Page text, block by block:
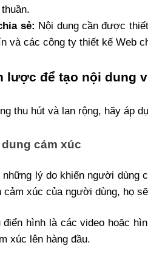
sẻ: Nội dung cần được
và các công ty thiết kế Web
lược để tạo nội dung
thu hút và lan rộng, hãy áp
cảm xúc
những lý do khiến người dùng
cảm xúc của người dùng, họ
hình là các video hoặc
xúc lên hàng đầu.